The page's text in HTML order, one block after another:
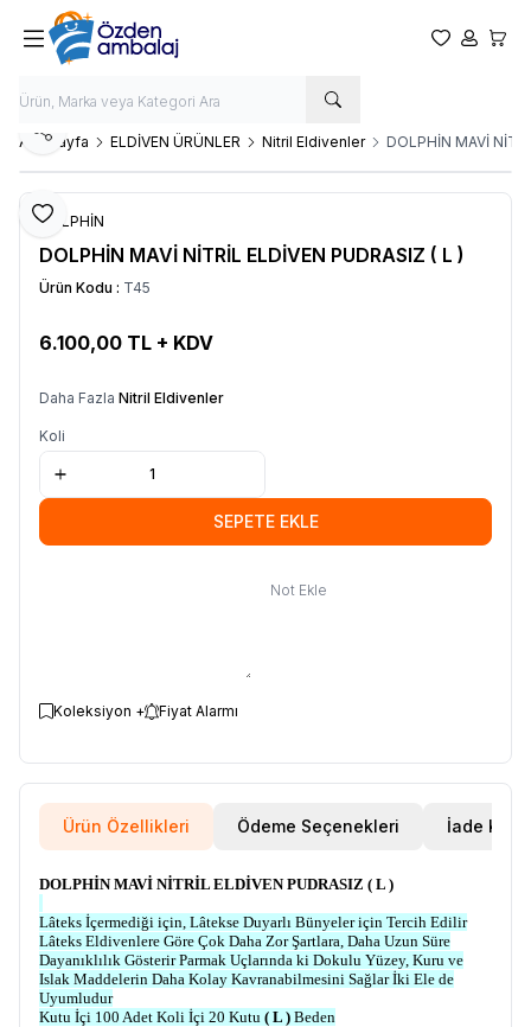
Favorilerim
Hesabım
Ana Sayfa ELDİVEN ÜRÜNLER Nitril Eldivenler DOLPHİN MAVİ
Favoriye Ekle
Paylaş
DOLPHİN
DOLPHİN MAVİ NİTRİL ELDİVEN PUDRASIZ ( L )
Ürün Kodu : T45
6.100,00 TL + KDV
Daha Fazla Nitril Eldivenler
Koli
SEPETE EKLE
Not Ekle
Koleksiyon + Fiyat Alarmı
Ürün Özellikleri Ödeme Seçenekleri İade
DOLPHİN MAVİ NİTRİL ELDİVEN PUDRASIZ ( L )
Lâteks İçermediği için, Lâtekse Duyarlı Bünyeler için Tercih Edilir
Lâteks Eldivenlere Göre Çok Daha Zor Şartlara, Daha Uzun Süre
Dayanıklılık Gösterir Parmak Uçlarında ki Dokulu Yüzey, Kuru ve
Islak Maddelerin Daha Kolay Kavranabilmesini Sağlar İki Ele de
Uyumludur
Kutu İçi 100 Adet Koli İçi 20 Kutu ( L ) Beden